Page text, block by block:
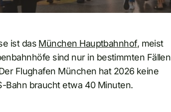
ist das München Hauptbahnhof, meist
sind nur in bestimmten Fällen
Flughafen München hat 2026 keine
Bahn braucht etwa 40 Minuten.